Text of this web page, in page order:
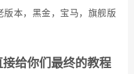
版本，黑金，宝马，旗舰版
给你们最终的教程